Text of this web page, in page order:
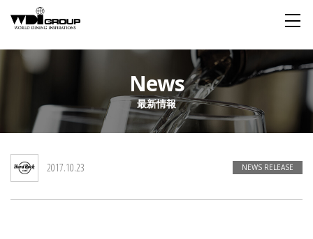
About WDI
WDI STANDARD
私たちが大切にするもの 舞台は世界
Social Responsibility Sustainability
News
最新情報
2017.10.23 NEWS RELEASE